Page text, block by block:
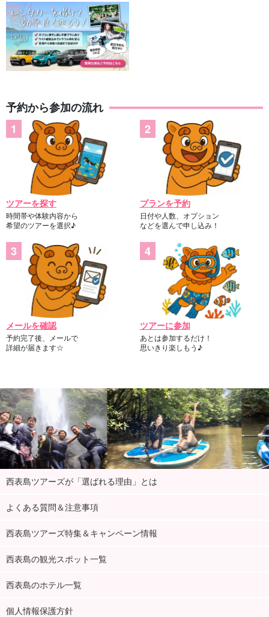
観光地として名高い由布島では亜熱帯特有の生態系を肌で感じる
ことができます。
季節ごとに異なる景色は何度でも・短時間でも十分に観光を楽し
んでいただけます！
写真データ無料プレゼント
ツアー中はガイドが皆様の写真をお撮りし、データを無料でプレ
ゼントいたします。
ガイドがしっかりサポート
ガイドは全員が 水難救助員の資格
までご参加大歓迎です！
予約から参加の流れ
ツアーを探す
時間帯や体験内容から
希望のツアーを選択♪
プランを予約
日付や人数、オプション
などを選んで申し込み！
メールを確認
予約完了後、メールで
詳細が届きます☆
ツアーに参加
あとは参加するだけ！
思いきり楽しもう♪
西表島ツアーズが「選ばれる理由」とは
よくある質問＆注意事項
西表島ツアーズ特集＆キャンペーン情報
西表島の観光スポット一覧
西表島のホテル一覧
個人情報保護方針